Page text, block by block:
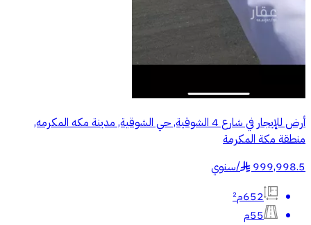
أرض للإيجار في شارع 4 الشوقية, حي الشوقية, مدينة مكه المكرمه,
منطقة مكة المكرمة
999,998.5
§
/سنوي
652م²
55م